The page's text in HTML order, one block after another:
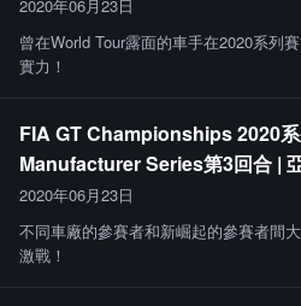
2020年06月23日
曾在World Tour露面的車手在2020系列
實力！
FIA GT Championships 2020
Manufacturer Series第3回合 |
2020年06月23日
不同車廠的參賽者和新崛起的參賽者間
激戰！